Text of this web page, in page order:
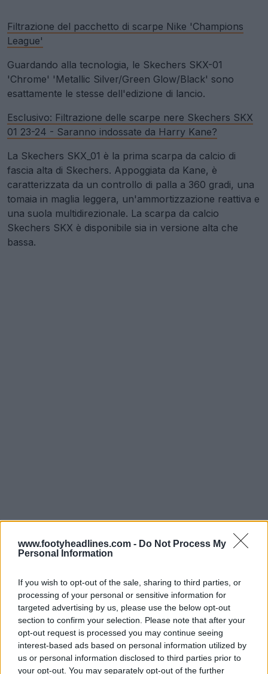
www.footyheadlines.com - Do Not Process My
Personal Information
If you wish to opt-out of the sale, sharing to third parties, or
processing of your personal or sensitive information for
targeted advertising by us, please use the below opt-out
section to confirm your selection. Please note that after your
opt-out request is processed you may continue seeing
interest-based ads based on personal information utilized by
us or personal information disclosed to third parties prior to
your opt-out. You may separately opt-out of the further
Filtrazione del pacchetto di scarpe Nike 'Champions
League'
Guardando alla tecnologia, le Skechers SKX-01
'Chrome' 'Metallic Silver/Green Glow/Black' sono
esattamente le stesse dell'edizione di lancio.
Esclusivo: Filtrazione delle scarpe nere Skechers SKX
01 23-24 - Saranno indossate da Harry Kane?
La Skechers SKX_01 è la prima scarpa da calcio di
fascia alta di Skechers. Appoggiata da Kane, è
caratterizzata da un controllo di palla a 360 gradi, una
tomaia in maglia leggera, un'ammortizzazione reattiva e
una suola multidirezionale. La scarpa da calcio
Skechers SKX è disponibile sia in versione alta che
bassa.
La prima scarpa di fascia alta di Skechers,
sponsorizzata da Kane: una scarpa da calcio per i
giocatori che vogliono un contatto e un controllo
della palla a 360 gradi.
Performance FitKnit™: Maglia funzionale leggera